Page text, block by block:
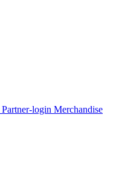
Partner-login Merchandise